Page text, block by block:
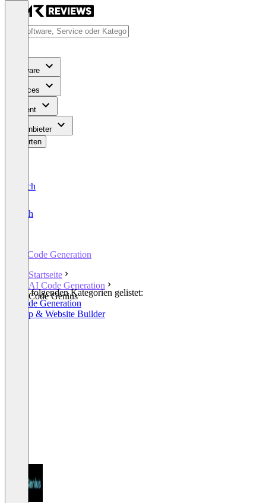
Software
Services
Content
Für Anbieter
Bewerten
Deutsch
English
AI Code Generation
Startseite
AI Code Generation
Code Genius
In den folgenden Kategorien gelistet:
AI Code Generation
AI App & Website Builder